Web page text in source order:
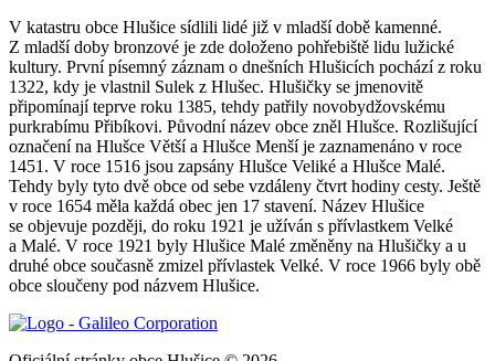
V katastru obce Hlušice sídlili lidé již v mladší době kamenné.
Z mladší doby bronzové je zde doloženo pohřebiště lidu lužické
kultury. První písemný záznam o dnešních Hlušicích pochází z roku
1322, kdy je vlastnil Sulek z Hlušec. Hlušičky se jmenovitě
připomínají teprve roku 1385, tehdy patřily novobydžovskému
purkrabímu Přibíkovi. Původní název obce zněl Hlušce. Rozlišující
označení na Hlušce Větší a Hlušce Menší je zaznamenáno v roce
1451. V roce 1516 jsou zapsány Hlušce Veliké a Hlušce Malé.
Tehdy byly tyto dvě obce od sebe vzdáleny čtvrt hodiny cesty. Ještě
v roce 1654 měla každá obec jen 17 stavení. Název Hlušice
se objevuje později, do roku 1921 je užíván s přívlastkem Velké
a Malé. V roce 1921 byly Hlušice Malé změněny na Hlušičky a u
druhé obce současně zmizel přívlastek Velké. V roce 1966 byly obě
obce sloučeny pod názvem Hlušice.